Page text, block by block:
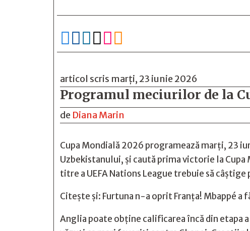

articol scris marți, 23 iunie 2026
Programul meciurilor de la
de Diana Marin
Cupa Mondială 2026 programează marţi, 23
Uzbekistanului, şi caută prima victorie la
titre a UEFA Nations League trebuie să
Citește și: Furtuna n-a oprit Franța! Mbappé a
Anglia poate obține calificarea încă din etapa